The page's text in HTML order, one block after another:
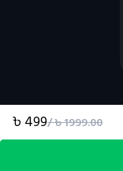
৳ 499/ ৳ 1999.00
Copyright ©